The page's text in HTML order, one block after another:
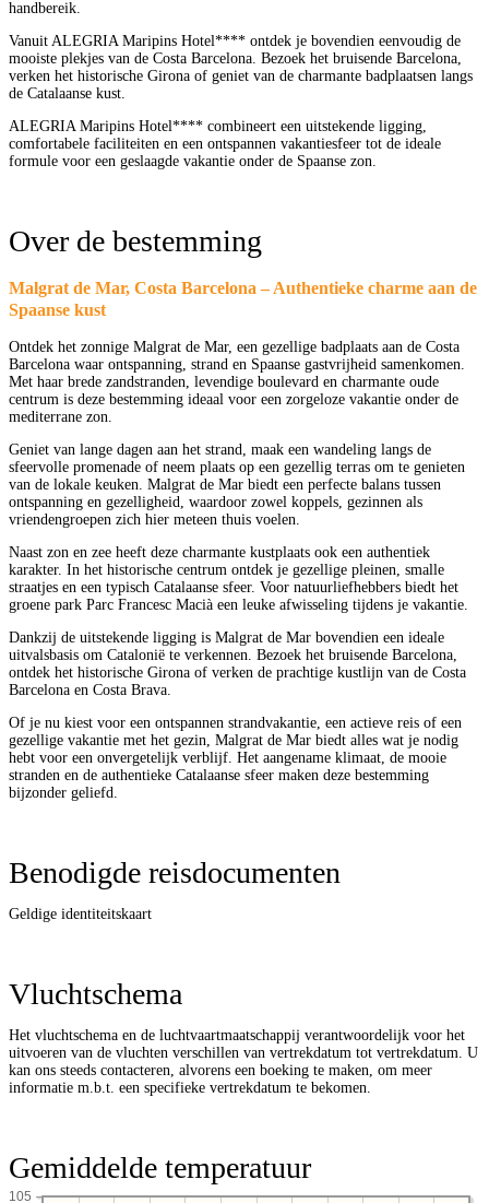
handbereik.
Vanuit ALEGRIA Maripins Hotel**** ontdek je bovendien eenvoudig de
mooiste plekjes van de Costa Barcelona. Bezoek het bruisende Barcelona,
verken het historische Girona of geniet van de charmante badplaatsen langs
de Catalaanse kust.
ALEGRIA Maripins Hotel**** combineert een uitstekende ligging,
comfortabele faciliteiten en een ontspannen vakantiesfeer tot de ideale
formule voor een geslaagde vakantie onder de Spaanse zon.
Over de bestemming
Malgrat de Mar, Costa Barcelona – Authentieke charme aan de
Spaanse kust
Ontdek het zonnige Malgrat de Mar, een gezellige badplaats aan de Costa
Barcelona waar ontspanning, strand en Spaanse gastvrijheid samenkomen.
Met haar brede zandstranden, levendige boulevard en charmante oude
centrum is deze bestemming ideaal voor een zorgeloze vakantie onder de
mediterrane zon.
Geniet van lange dagen aan het strand, maak een wandeling langs de
sfeervolle promenade of neem plaats op een gezellig terras om te genieten
van de lokale keuken. Malgrat de Mar biedt een perfecte balans tussen
ontspanning en gezelligheid, waardoor zowel koppels, gezinnen als
vriendengroepen zich hier meteen thuis voelen.
Naast zon en zee heeft deze charmante kustplaats ook een authentiek
karakter. In het historische centrum ontdek je gezellige pleinen, smalle
straatjes en een typisch Catalaanse sfeer. Voor natuurliefhebbers biedt het
groene park Parc Francesc Macià een leuke afwisseling tijdens je vakantie.
Dankzij de uitstekende ligging is Malgrat de Mar bovendien een ideale
uitvalsbasis om Catalonië te verkennen. Bezoek het bruisende Barcelona,
ontdek het historische Girona of verken de prachtige kustlijn van de Costa
Barcelona en Costa Brava.
Of je nu kiest voor een ontspannen strandvakantie, een actieve reis of een
gezellige vakantie met het gezin, Malgrat de Mar biedt alles wat je nodig
hebt voor een onvergetelijk verblijf. Het aangename klimaat, de mooie
stranden en de authentieke Catalaanse sfeer maken deze bestemming
bijzonder geliefd.
Benodigde reisdocumenten
Geldige identiteitskaart
Vluchtschema
Het vluchtschema en de luchtvaartmaatschappij verantwoordelijk voor het
uitvoeren van de vluchten verschillen van vertrekdatum tot vertrekdatum. U
kan ons steeds contacteren, alvorens een boeking te maken, om meer
informatie m.b.t. een specifieke vertrekdatum te bekomen.
Gemiddelde temperatuur